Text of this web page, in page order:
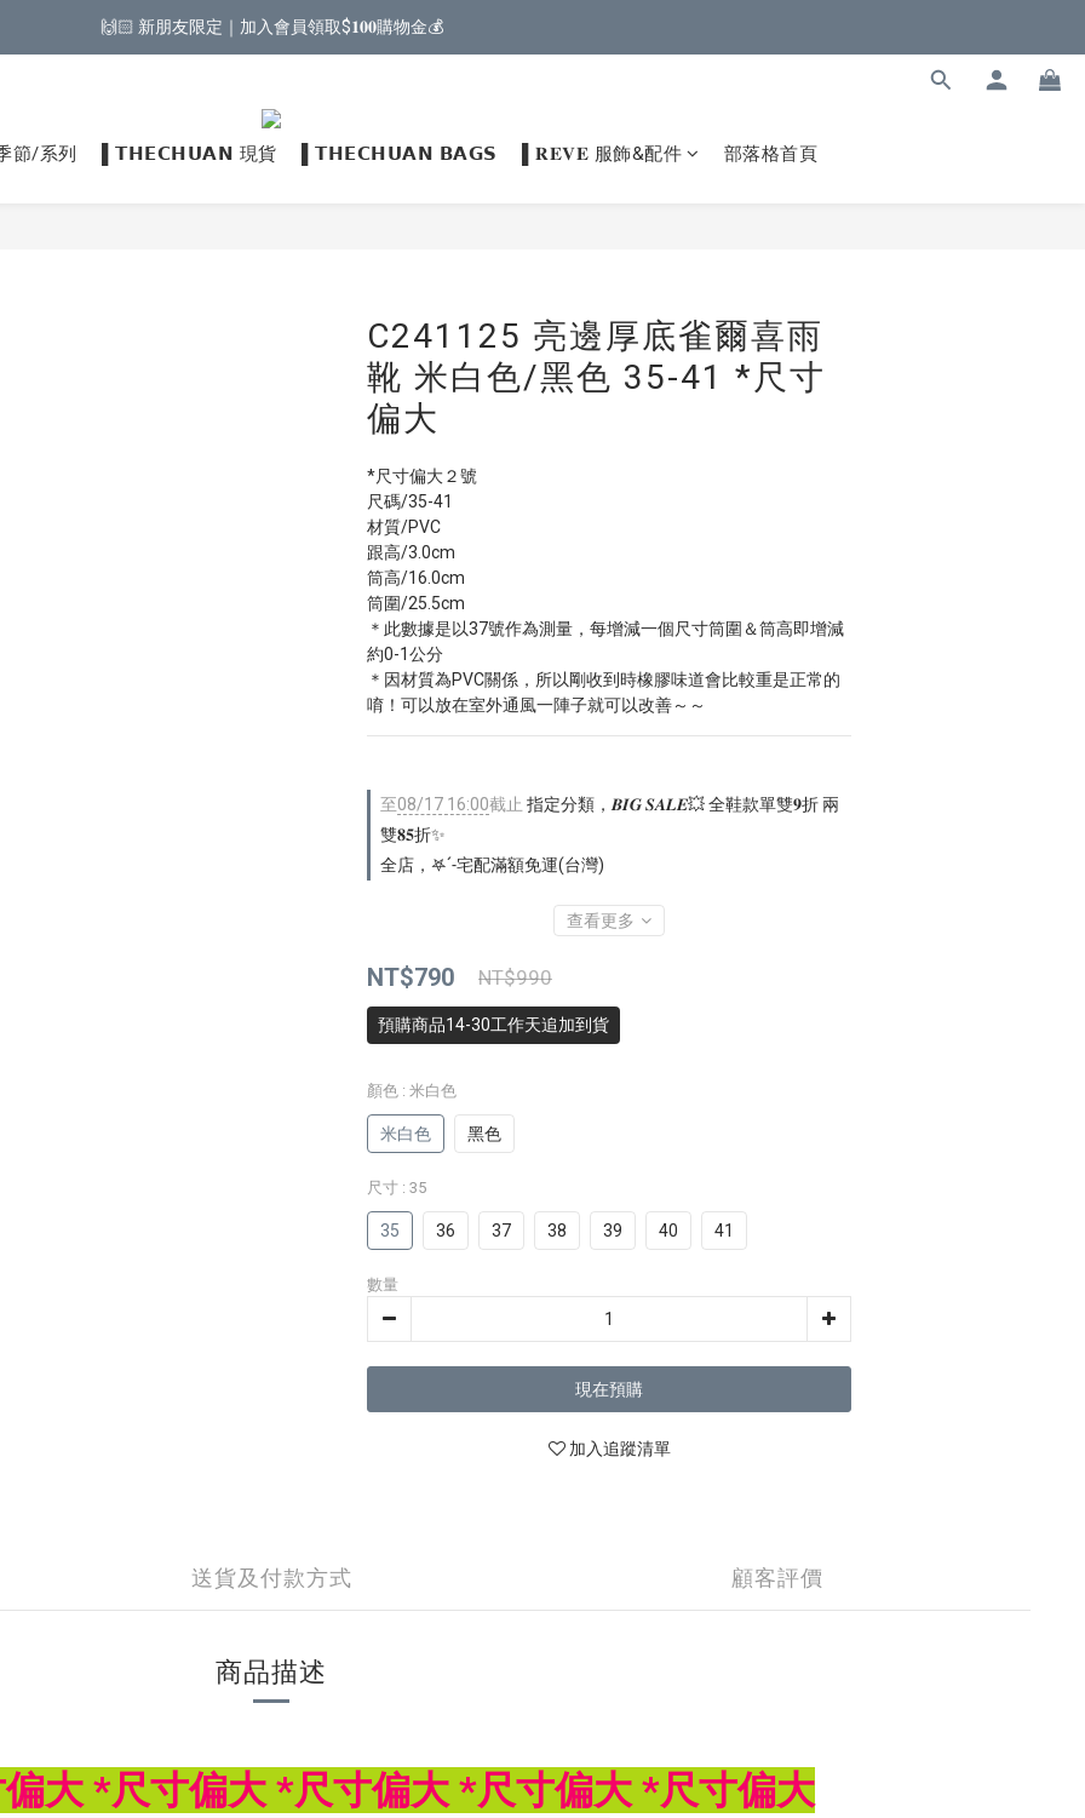
🙌🏻 新朋友限定｜加入會員領取$𝟏𝟎𝟎購物金💰
/系列 ▌𝗧𝗛𝗘𝗖𝗛𝗨𝗔𝗡 現貨 ▌𝗧𝗛𝗘𝗖𝗛𝗨𝗔𝗡 𝗕𝗔𝗚𝗦 ▌𝐑𝐄𝐕𝐄 服飾&配件 部落格首頁
C241125 亮邊厚底雀爾喜雨
靴 米白色/黑色 35-41 *尺寸
偏大
*尺寸偏大２號
尺碼/35-41
材質/PVC
跟高/3.0cm
筒高/16.0cm
筒圍/25.5cm
＊此數據是以37號作為測量，每增減一個尺寸筒圍＆筒高即增減
約0-1公分
＊因材質為PVC關係，所以剛收到時橡膠味道會比較重是正常的
唷！可以放在室外通風一陣子就可以改善～～
至08/17 16:00截止 指定分類，𝑩𝑰𝑮 𝑺𝑨𝑳𝑬💥 全鞋款單雙𝟗折 兩
雙𝟖𝟓折✨
全店，𖤐ˊ˗宅配滿額免運(台灣)
查看更多
NT$790 NT$990
預購商品14-30工作天追加到貨
顏色 : 米白色
米白色 黑色
尺寸 : 35
35 36 37 38 39 40 41
數量
現在預購
加入追蹤清單
送貨及付款方式 顧客評價
商品描述
大 *尺寸偏大 *尺寸偏大 *尺寸偏大 *尺寸偏大